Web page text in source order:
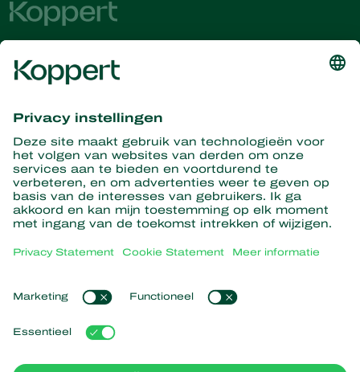
Ontvang het laatste nieuws en
informatie
Hier aanmelden
Partners with Nature
Roofmijten
Roofinsecten
Nuttige nematoden
Nuttige micro-organismen
Gewasbescherming
Nieuws en informatie
Werken bij Koppert
Populaire links
Ervaringen van klanten
Koppert Global